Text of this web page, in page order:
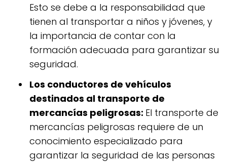
Esto se debe a la responsabilidad que
tienen al transportar a niños y jóvenes, y
la importancia de contar con la
formación adecuada para garantizar su
seguridad.
Los conductores de vehículos
destinados al transporte de
mercancías peligrosas: El transporte de
mercancías peligrosas requiere de un
conocimiento especializado para
garantizar la seguridad de las personas